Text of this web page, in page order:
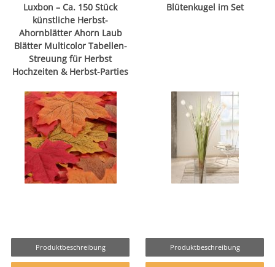
Luxbon – Ca. 150 Stück
künstliche Herbst-
Ahornblätter Ahorn Laub
Blätter Multicolor Tabellen-
Streuung für Herbst
Hochzeiten & Herbst-Parties
Produktbeschreibung
Blütenkugel im Set
Produktbeschreibung